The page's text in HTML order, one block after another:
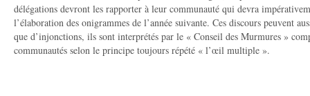
délégations devront les rapporter à leur communauté qui devra
l’élaboration des onigrammes de l’année suivante. Ces discours peuvent
que d’injonctions, ils sont interprétés par le « Conseil des Murmures »
communautés selon le principe toujours répété « l’œil multiple ».